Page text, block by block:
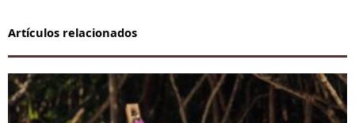
Artículos relacionados